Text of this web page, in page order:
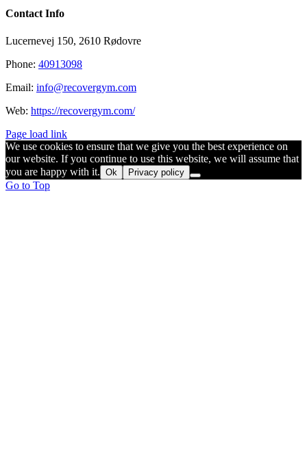
Contact Info
Lucernevej 150, 2610 Rødovre
Phone: 40913098
Email: info@recovergym.com
Web: https://recovergym.com/
Page load link
We use cookies to ensure that we give you the best experience on
our website. If you continue to use this website, we will assume that
you are happy with it. Ok Privacy policy
Go to Top